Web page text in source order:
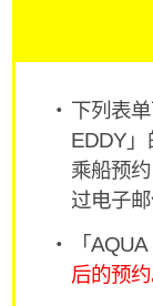
下列表
EDDY」
乘船预
过电子
「
后的预约